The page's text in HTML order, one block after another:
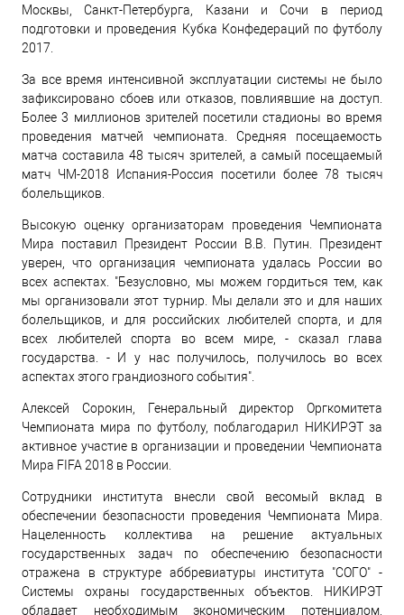
Москвы, Санкт-Петербурга, Казани и Сочи в период
подготовки и проведения Кубка Конфедераций по футболу
2017.
За все время интенсивной эксплуатации системы не было
зафиксировано сбоев или отказов, повлиявшие на доступ.
Более 3 миллионов зрителей посетили стадионы во время
проведения матчей чемпионата. Средняя посещаемость
матча составила 48 тысяч зрителей, а самый посещаемый
матч ЧМ-2018 Испания-Россия посетили более 78 тысяч
болельщиков.
Высокую оценку организаторам проведения Чемпионата
Мира поставил Президент России В.В. Путин. Президент
уверен, что организация чемпионата удалась России во
всех аспектах. "Безусловно, мы можем гордиться тем, как
мы организовали этот турнир. Мы делали это и для наших
болельщиков, и для российских любителей спорта, и для
всех любителей спорта во всем мире, - сказал глава
государства. - И у нас получилось, получилось во всех
аспектах этого грандиозного события".
Алексей Сорокин, Генеральный директор Оргкомитета
Чемпионата мира по футболу, поблагодарил НИКИРЭТ за
активное участие в организации и проведении Чемпионата
Мира FIFA 2018 в России.
Сотрудники института внесли свой весомый вклад в
обеспечении безопасности проведения Чемпионата Мира.
Нацеленность коллектива на решение актуальных
государственных задач по обеспечению безопасности
отражена в структуре аббревиатуры института "СОГО" -
Системы охраны государственных объектов. НИКИРЭТ
обладает необходимым экономическим потенциалом,